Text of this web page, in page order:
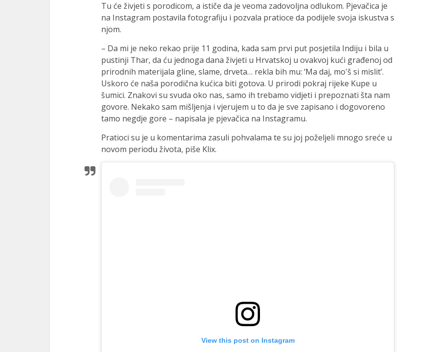
Tu će živjeti s porodicom, a ističe da je veoma zadovoljna odlukom. Pjevačica je
na Instagram postavila fotografiju i pozvala pratioce da podijele svoja iskustva s
njom.
– Da mi je neko rekao prije 11 godina, kada sam prvi put posjetila Indiju i bila u
pustinji Thar, da ću jednoga dana živjeti u Hrvatskoj u ovakvoj kući građenoj od
prirodnih materijala gline, slame, drveta… rekla bih mu: ‘Ma daj, mo'š si mislit’.
Uskoro će naša porodična kućica biti gotova. U prirodi pokraj rijeke Kupe u
šumici. Znakovi su svuda oko nas, samo ih trebamo vidjeti i prepoznati šta nam
govore. Nekako sam mišljenja i vjerujem u to da je sve zapisano i dogovoreno
tamo negdje gore – napisala je pjevačica na Instagramu.
Pratioci su je u komentarima zasuli pohvalama te su joj poželjeli mnogo sreće u
novom periodu života, piše Klix.
View this post on Instagram